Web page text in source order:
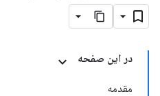
در این صفحه
مقدمه